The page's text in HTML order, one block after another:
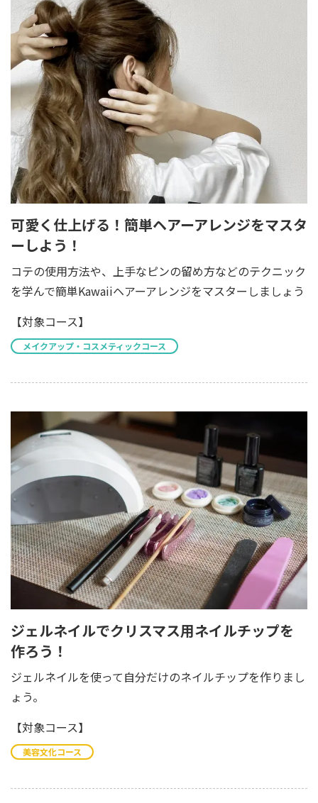
可愛く仕上げる！簡単ヘアーアレンジをマスタ
ーしよう！
コテの使用方法や、上手なピンの留め方などのテクニック
を学んで簡単Kawaiiヘアーアレンジをマスターしましょう
【対象コース】
メイクアップ・コスメティックコース
ジェルネイルでクリスマス用ネイルチップを
作ろう！
ジェルネイルを使って自分だけのネイルチップを作りまし
ょう。
【対象コース】
美容文化コース